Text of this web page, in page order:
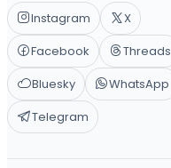
Instagram
X
Facebook
Threads
Bluesky
WhatsApp
Telegram